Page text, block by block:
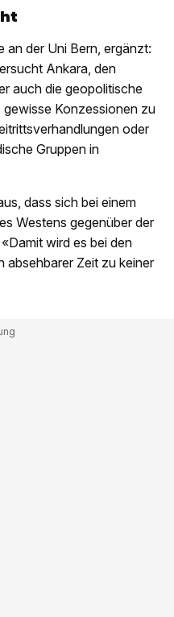
der Uni Bern, ergänzt:
Ankara, den
auch die geopolitische
Konzessionen zu
oder
Gruppen in
dass sich bei einem
Westens gegenüber der
wird es bei den
absehbarer Zeit zu keiner